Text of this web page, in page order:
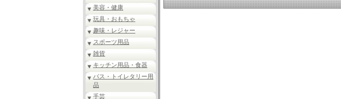
美容・健康
玩具・おもちゃ
趣味・レジャー
スポーツ用品
雑貨
キッチン用品・食器
バス・トイレタリー用
品
手芸